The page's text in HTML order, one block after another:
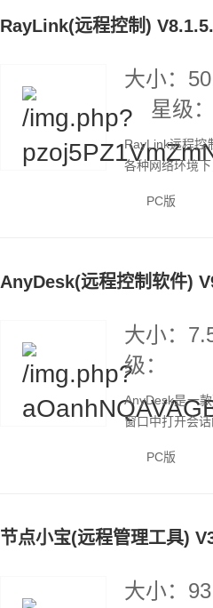
RayLink(远程控制)
大小：
星级：
RayLink远程控
各种网络环境
PC版
AnyDesk(远程控制软件)
大小：
级：
AnyDesk是一
窗口中打开会
PC版
节点小宝(远程管理工具)
大小：